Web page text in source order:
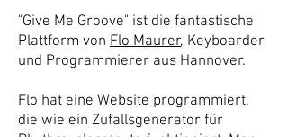
"Give Me Groove" ist die fantastische
Plattform von Flo Maurer, Keyboarder
und Programmierer aus Hannover.
Flo hat eine Website programmiert,
die wie ein Zufallsgenerator für